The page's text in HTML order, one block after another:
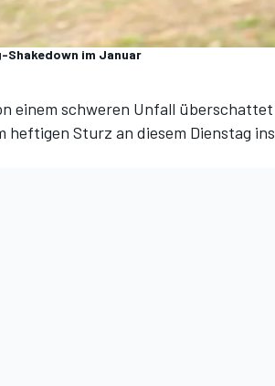
im Januar
einem schweren Unfall überschattet
Sturz an diesem Dienstag ins